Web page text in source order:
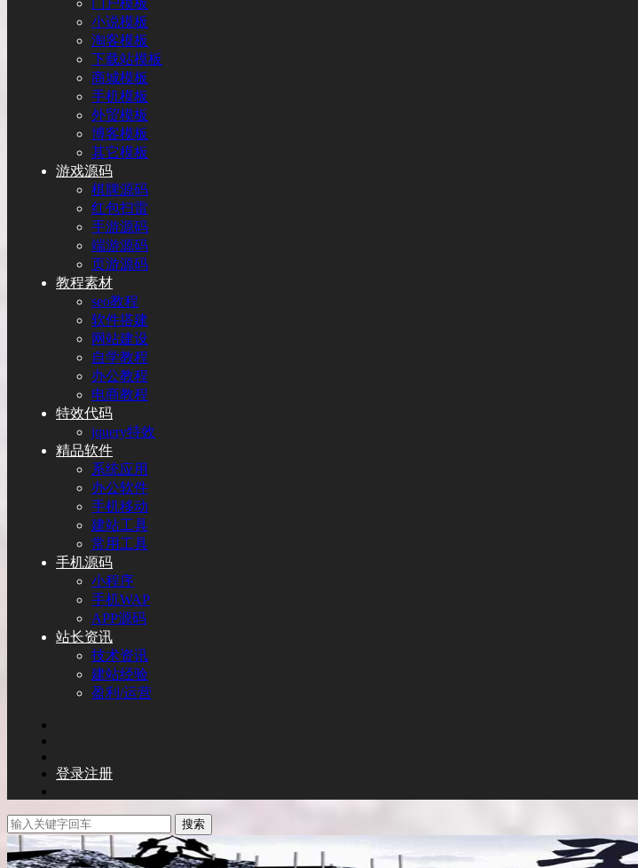
门户模板
小说模板
淘客模板
下载站模板
商城模板
手机模板
外贸模板
博客模板
其它模板
游戏源码
棋牌源码
红包扫雷
手游源码
端游源码
页游源码
教程素材
seo教程
软件搭建
网站建设
自学教程
办公教程
电商教程
特效代码
jquery特效
精品软件
系统应用
办公软件
手机移动
建站工具
常用工具
手机源码
小程序
手机WAP
APP源码
站长资讯
技术资讯
建站经验
盈利/运营
登录注册
搜索